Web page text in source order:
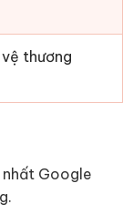
thương
nhất Google